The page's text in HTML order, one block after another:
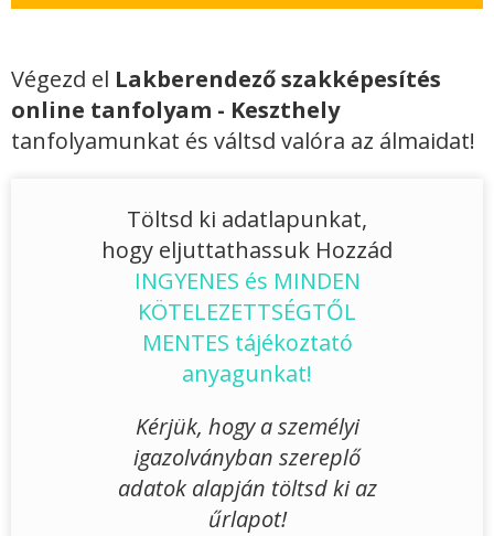
Végezd el Lakberendező szakképesítés
online tanfolyam - Keszthely
tanfolyamunkat és váltsd valóra az álmaidat!
Töltsd ki adatlapunkat,
hogy eljuttathassuk Hozzád
INGYENES és MINDEN
KÖTELEZETTSÉGTŐL
MENTES tájékoztató
anyagunkat!
Kérjük, hogy a személyi
igazolványban szereplő
adatok alapján töltsd ki az
űrlapot!